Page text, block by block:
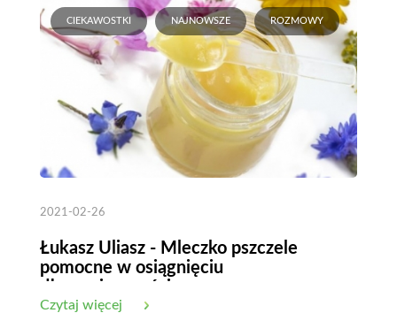
CIEKAWOSTKI NAJNOWSZE ROZMOWY
2021-02-26
Łukasz Uliasz - Mleczko pszczele
pomocne w osiągnięciu
Czytaj więcej